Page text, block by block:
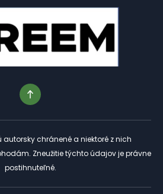
autorsky chránené a niektoré z nich
Zneužitie týchto údajov je právne
postihnuteľné.